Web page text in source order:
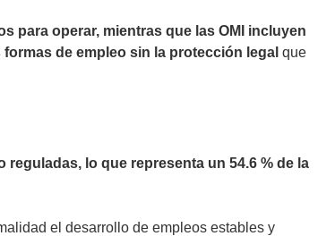
para operar, mientras que las OMI incluyen
de empleo sin la protección legal que
lo que representa un 54.6 % de la
el desarrollo de empleos estables y